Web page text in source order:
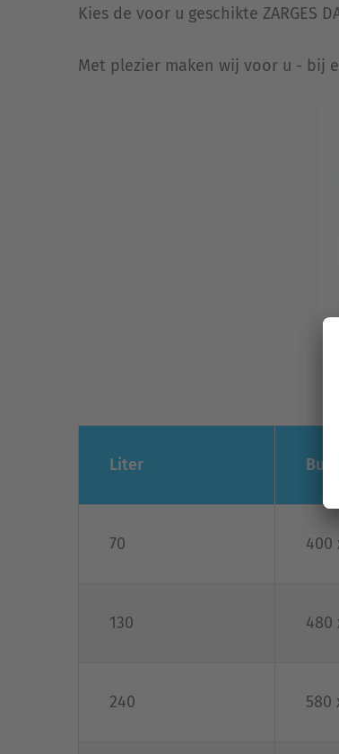
Kies de voor u geschikte ZARGES
Met plezier maken wij voor u - bij
Liter
70 400
130 480
240 580